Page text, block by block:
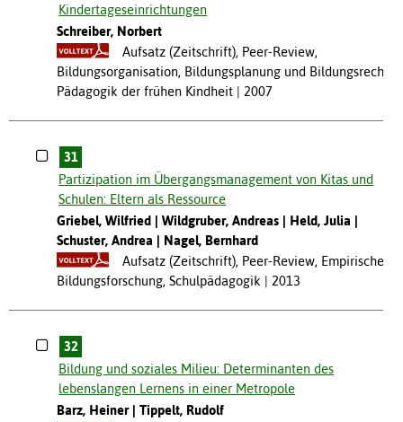
Kindertageseinrichtungen
Schreiber, Norbert
Aufsatz (Zeitschrift), Peer-Review,
Bildungsorganisation, Bildungsplanung und Bildungsrecht,
Pädagogik der frühen Kindheit
2007
31
Partizipation im Übergangsmanagement von Kitas und
Schulen: Eltern als Ressource
Griebel, Wilfried
Wildgruber, Andreas
Held, Julia
Schuster, Andrea
Nagel, Bernhard
Aufsatz (Zeitschrift), Peer-Review, Empirische
Bildungsforschung, Schulpädagogik
2013
32
Bildung und soziales Milieu: Determinanten des
lebenslangen Lernens in einer Metropole
Barz, Heiner
Tippelt, Rudolf